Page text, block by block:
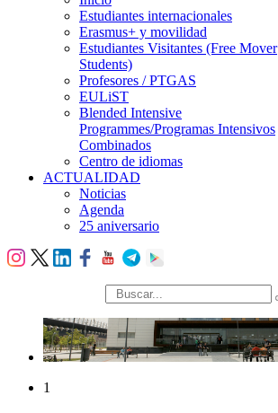
Estudiantes internacionales
Erasmus+ y movilidad
Estudiantes Visitantes (Free Mover
Students)
Profesores / PTGAS
EULiST
Blended Intensive
Programmes/Programas Intensivos
Combinados
Centro de idiomas
ACTUALIDAD
Noticias
Agenda
25 aniversario
búsqueda
1